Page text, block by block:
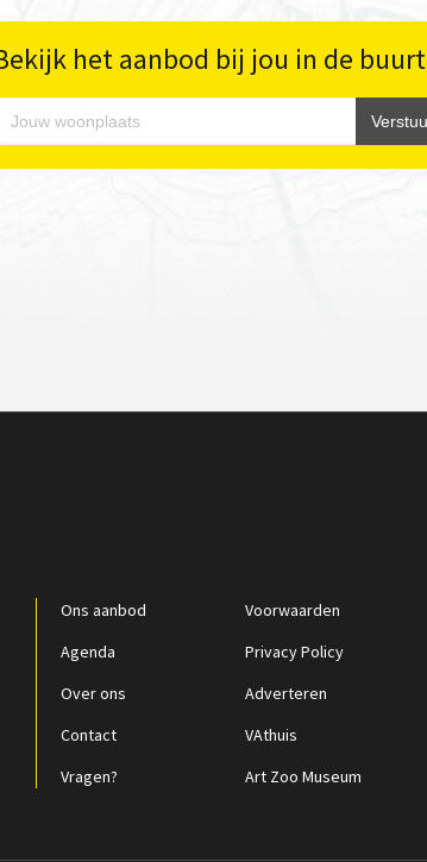
het aanbod bij jou in de buurt
Ons aanbod
Agenda
Over ons
Contact
Vragen?
Voorwaarden
Privacy Policy
Adverteren
VAthuis
Art Zoo Museum